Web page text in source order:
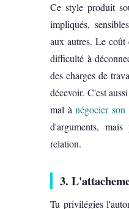
Ce style produit
impliqués,
aux autres. Le
difficulté à
des charges de
décevoir. C'est
mal ànégocier son
d'arguments,
relation.
3.
Tu privilégies